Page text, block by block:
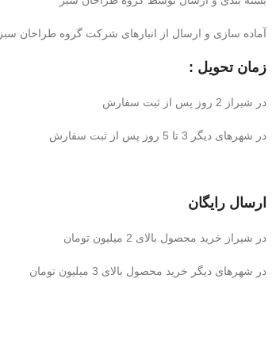
آماده سازی و ارسال از انبارهای شرکت گروه طراحان سبز
زمان تحویل :
در شیراز 2 روز پس از ثبت سفارش
در شهرهای دیگر 3 تا 5 روز پس از ثبت سفارش
ارسال رایگان
در شیراز خرید محصول بالای 2 میلیون تومان
در شهرهای دیگر خرید محصول بالای 3 میلیون تومان